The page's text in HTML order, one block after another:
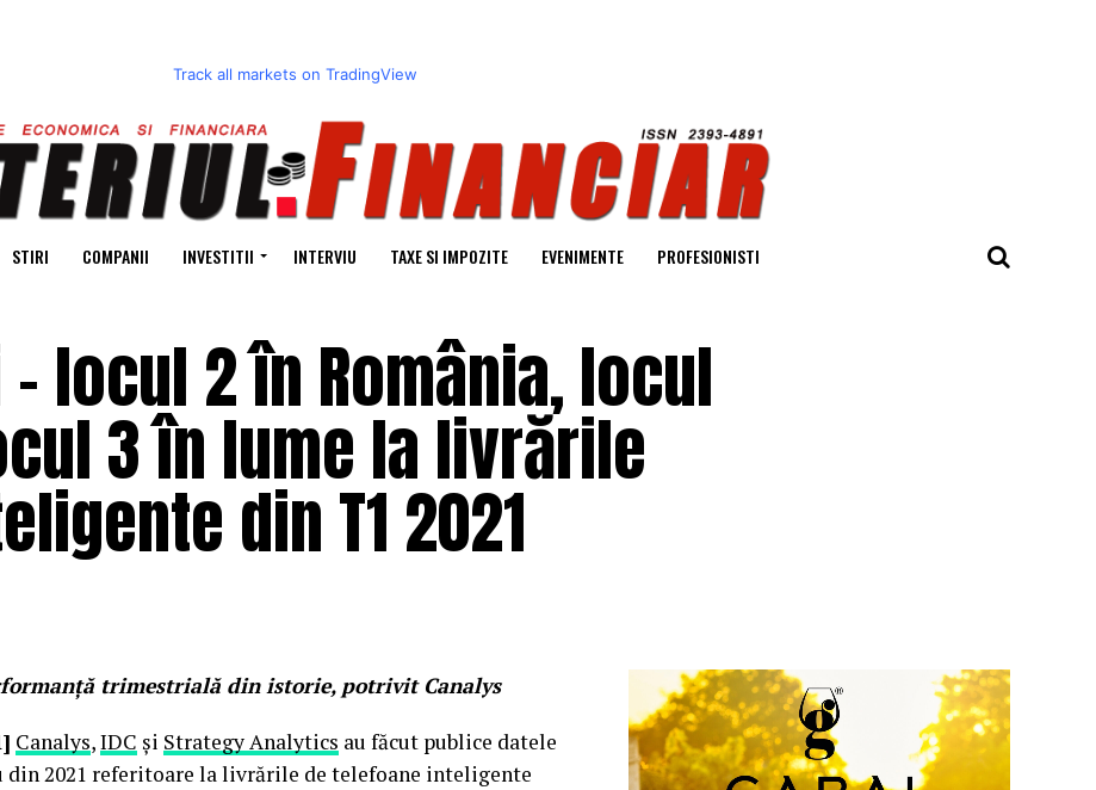
Track all markets on TradingView
STIRI COMPANII INVESTITII INTERVIU TAXE SI IMPOZITE EVENIMENTE PROFESIONISTI
locul 2 în România, locul
3 în lume la livrările
din T1 2021
trimestrială din istorie, potrivit Canalys
Canalys,IDC și Strategy Analytics au făcut publice datele
2021 referitoare la livrările de telefoane inteligente